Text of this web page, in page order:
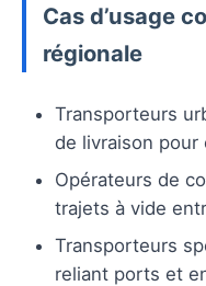
Cas d’usage
régionale
Transporteurs
de livraison pour
Opérateurs de
trajets à vide
Transporteurs
reliant ports et